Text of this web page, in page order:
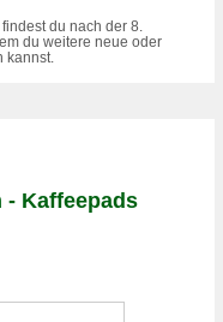
du nach der 8.
du weitere neue oder
kannst.
- Kaffeepads